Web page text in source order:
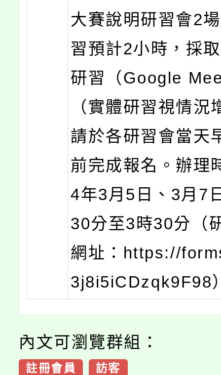
大賽說明研習會2
習預計2小時，採
研習（Google
（實體研習視情況
請於各研習會當天
前完成報名。辦理
4年3月5日、3月7
30分至3時30分（
網址：https://
3j8i5iCDzqk9F98
內文可瀏覽群組：
註冊會員 訪客